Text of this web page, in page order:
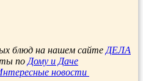
блюд на нашем сайте ДЕЛА
по Дому и Даче
новости